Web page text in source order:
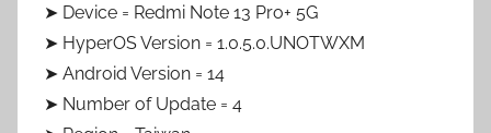
➤ Device = Redmi Note 13 Pro+ 5G
➤ HyperOS Version = 1.0.5.0.UNOTWXM
➤ Android Version = 14
➤ Number of Update = 4